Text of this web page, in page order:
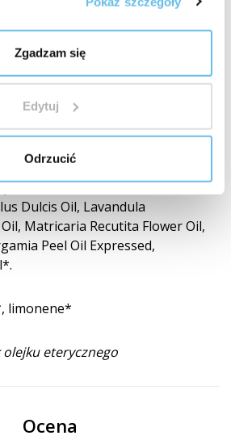
Zgadzam się
Edytuj
Odrzucić
podróżnym roll-onie
użycia na skórze.
i uspokajającym rytuałem
jesteście.
Helianthus Annuus Seed
Dulcis Oil, Lavandula
Matricaria Recutita Flower Oil,
Peel Oil Expressed,
limonene*
eterycznego
Ocena